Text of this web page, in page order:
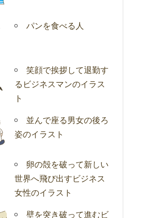
パンを食べる人
笑顔で挨拶して退勤す
るビジネスマンのイラス
ト
並んで座る男女の後ろ
姿のイラスト
卵の殻を破って新しい
世界へ飛び出すビジネス
女性のイラスト
壁を突き破って進むビ